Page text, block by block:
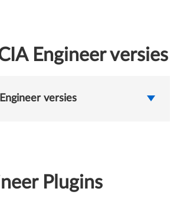
Engineer versies
versies
Plugins